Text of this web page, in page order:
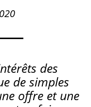
des
de simples
offre et une